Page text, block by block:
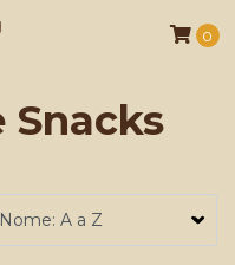
0
Snacks